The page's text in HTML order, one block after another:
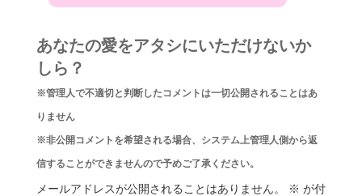
あなたの愛をアタシにいただけないか
しら？
※管理人で不適切と判断したコメントは一切公開されることはあ
りません
※非公開コメントを希望される場合、システム上管理人側から返
信することができませんので予めご了承ください。
メールアドレスが公開されることはありません。 ※ が付